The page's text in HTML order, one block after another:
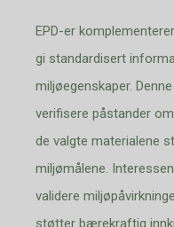
EPD-er
gi standardisert
miljøegenskaper.
verifisere påstander
de valgte materialene
miljømålene.
validere
støtter bærekraftig